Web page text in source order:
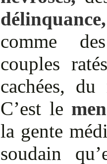
délinquance,
comme
couples
cachées, du
C’est le
la gente
soudain